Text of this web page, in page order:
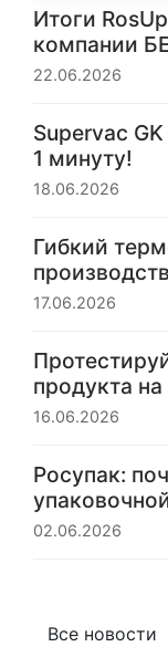
Итоги
компании
22.06.2026
Supervac
1 минуту!
18.06.2026
Гибкий
17.06.2026
продукта
16.06.2026
Росупак:
02.06.2026
Все новости